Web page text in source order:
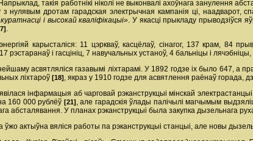
такія работнікі ніколі не выконвалі ахоўнага занулення
з нулявым дротам гарадская электрычная кампанія ці, наадварот,
і высокай кваліфікацыі». У якасці прыкладу прыводзіўся
.
карысталіся: 11 цэркваў, касцёлаў, сінагог, 137 крам, 84
рэстаранаў і гасцініц, 7 навучальных устаноў, 4 бальніцы і
асвятляліся газавымі ліхтарамі. У 1892 годзе іх было 647, а
ліхтароў [18], якраз у 1910 годзе для асвятлення раёнаў горада,
інфармацыя аб чарговай рэканструкцыі мінскай
160 000 рублёў [21], але гарадскія ўлады палічылі магчымым
абсталявання. У планах рэканструкцыі была закупка дызельнага
ўжо актыўна вяліся работы па рэканструкцыі станцыі, але новы